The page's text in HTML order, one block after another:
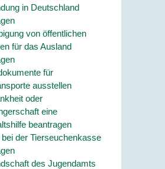
in Deutschland
von öffentlichen
für das Ausland
für
ausstellen
oder
eine
beantragen
bei der Tierseuchenkasse
des Jugendamts